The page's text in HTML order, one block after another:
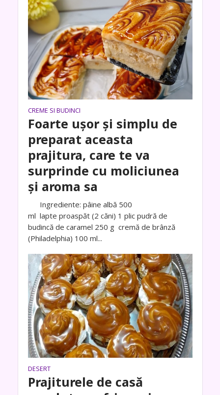
CREME SI BUDINCI
Foarte ușor și simplu de
preparat aceasta
prajitura, care te va
surprinde cu moliciunea
și aroma sa
Ingrediente: pâine albă 500
ml lapte proaspăt (2 căni) 1 plic pudră de
budincă de caramel 250 g cremă de brânză
(Philadelphia) 100 ml...
DESERT
Prajiturele de casă